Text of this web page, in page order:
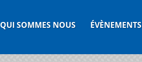
QUI SOMMES NOUS ÉVÈNEMENTS